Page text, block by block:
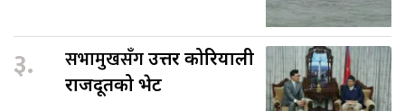
३. सभामुखसँगउत्तर कोरियाली
राजदूतको भेट